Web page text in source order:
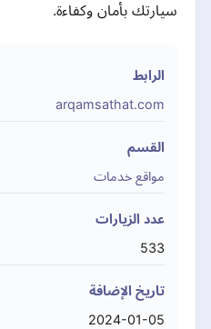
سيارتك بأمان وكفاءة.
الرابط
arqamsathat.com
القسم
مواقع خدمات
عدد الزيارات
533
تاريخ الإضافة
2024-01-05